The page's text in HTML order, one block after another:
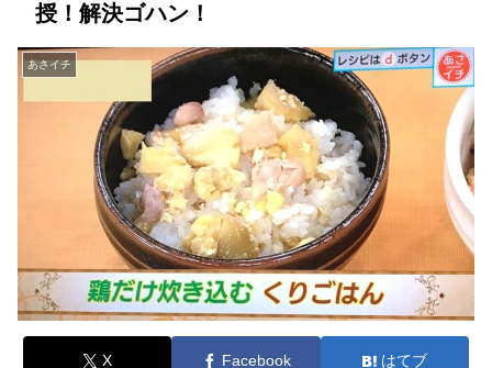
授！解決ゴハン！
あさイチ
X Facebook はてブ